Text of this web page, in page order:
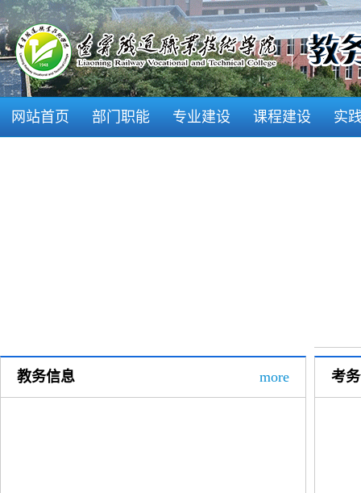
网站首页 部门职能 专业建设 课程建设 实
more
教务信息 考